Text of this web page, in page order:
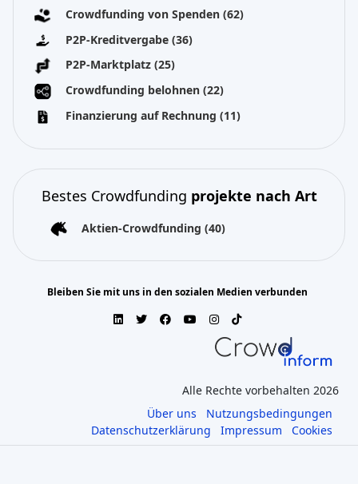
Crowdfunding von Spenden (62)
P2P-Kreditvergabe (36)
P2P-Marktplatz (25)
Crowdfunding belohnen (22)
Finanzierung auf Rechnung (11)
Bestes Crowdfunding projekte nach Art
Aktien-Crowdfunding (40)
Bleiben Sie mit uns in den sozialen Medien verbunden
Alle Rechte vorbehalten 2026
Über uns
Nutzungsbedingungen
Datenschutzerklärung
Impressum Cookies